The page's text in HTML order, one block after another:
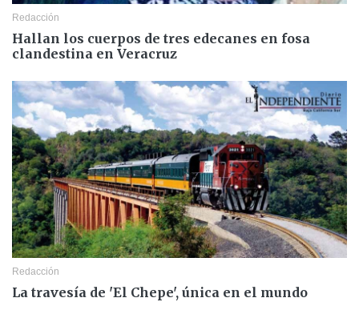
Redacción
Hallan los cuerpos de tres edecanes en fosa
clandestina en Veracruz
Redacción
La travesía de 'El Chepe', única en el mundo